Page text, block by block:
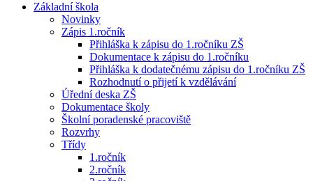
Základní škola
Novinky
Zápis 1.ročník
Přihláška k zápisu do 1.ročníku ZŠ
Dokumentace k zápisu do 1.ročníku
Přihláška k dodatečnému zápisu do 1.ročníku ZŠ
Rozhodnutí o přijetí k vzdělávání
Úřední deska ZŠ
Dokumentace školy
Školní poradenské pracoviště
Rozvrhy
Třídy
1.ročník
2.ročník